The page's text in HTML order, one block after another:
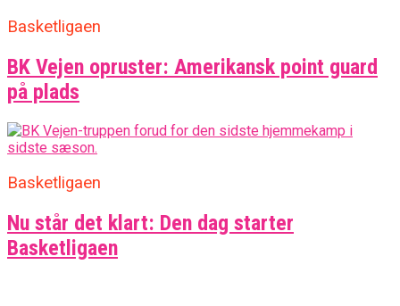
Basketligaen
BK Vejen opruster: Amerikansk point guard
på plads
Basketligaen
Nu står det klart: Den dag starter
Basketligaen